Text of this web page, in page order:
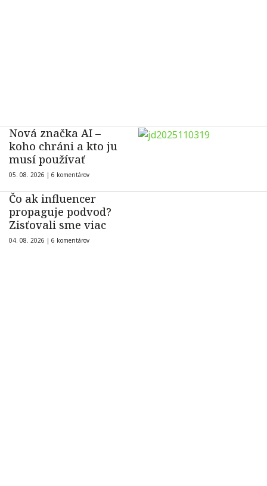
Nová značka AI –
koho chráni a kto ju
musí používať
05. 08. 2026 | 6 komentárov
Čo ak influencer
propaguje podvod?
Zisťovali sme viac
04. 08. 2026 | 6 komentárov